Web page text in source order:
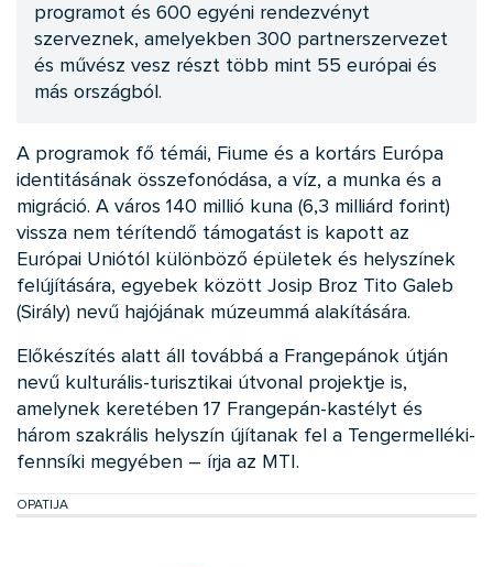
programot és 600 egyéni rendezvényt
szerveznek, amelyekben 300 partnerszervezet
és művész vesz részt több mint 55 európai és
más országból.
A programok fő témái, Fiume és a kortárs Európa
identitásának összefonódása, a víz, a munka és a
migráció. A város 140 millió kuna (6,3 milliárd forint)
vissza nem térítendő támogatást is kapott az
Európai Uniótól különböző épületek és helyszínek
felújítására, egyebek között Josip Broz Tito Galeb
(Sirály) nevű hajójának múzeummá alakítására.
Előkészítés alatt áll továbbá a Frangepánok útján
nevű kulturális-turisztikai útvonal projektje is,
amelynek keretében 17 Frangepán-kastélyt és
három szakrális helyszín újítanak fel a Tengermelléki-
fennsíki megyében – írja az MTI.
OPATIJA